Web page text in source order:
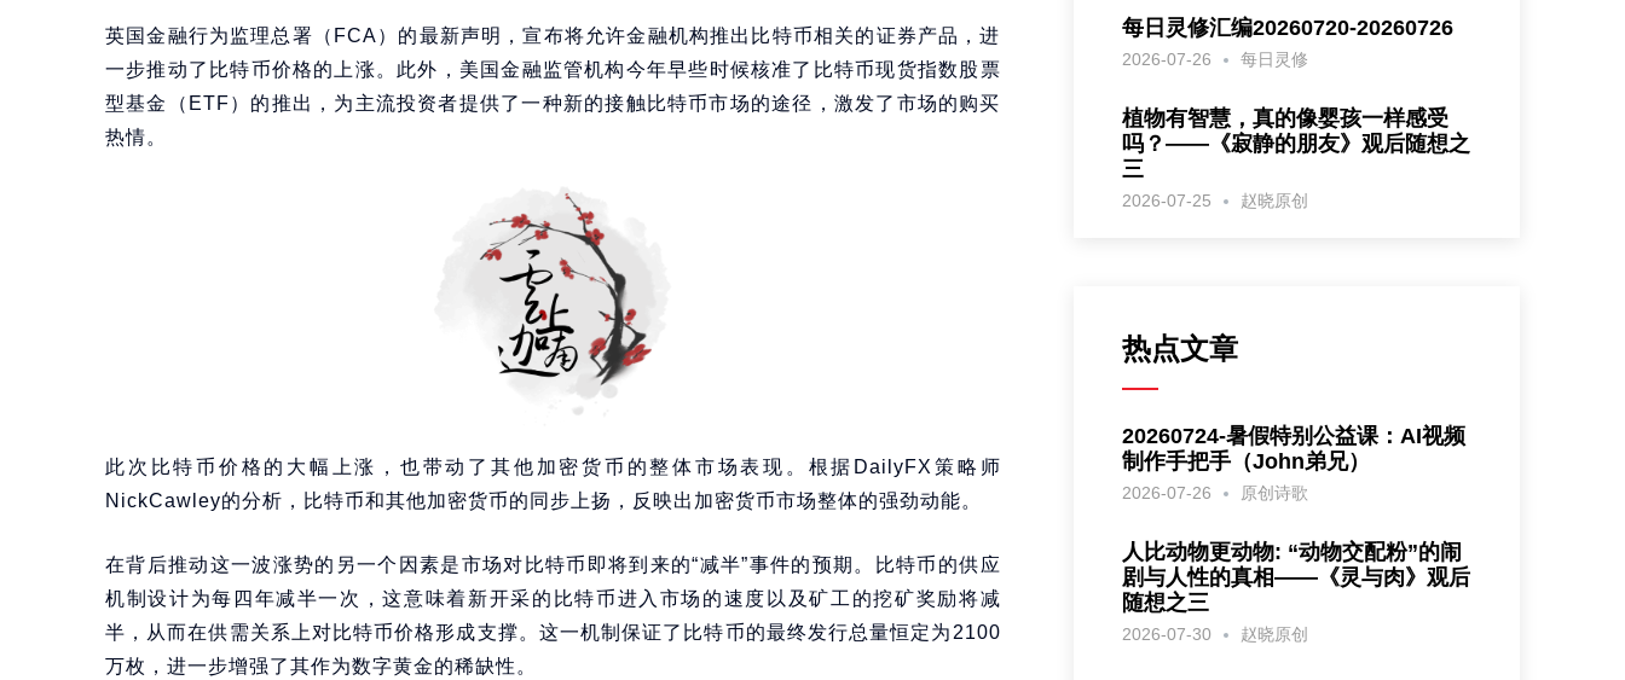
英国金融行为监理总署（FCA）的最新声明，宣布将允许金融机构推出比特币相关的证券产品，进
一步推动了比特币价格的上涨。此外，美国金融监管机构今年早些时候核准了比特币现货指数股票
型基金（ETF）的推出，为主流投资者提供了一种新的接触比特币市场的途径，激发了市场的购买
热情。
此次比特币价格的大幅上涨，也带动了其他加密货币的整体市场表现。根据DailyFX策略师
NickCawley的分析，比特币和其他加密货币的同步上扬，反映出加密货币市场整体的强劲动能。
在背后推动这一波涨势的另一个因素是市场对比特币即将到来的“减半”事件的预期。比特币的供应
机制设计为每四年减半一次，这意味着新开采的比特币进入市场的速度以及矿工的挖矿奖励将减
半，从而在供需关系上对比特币价格形成支撑。这一机制保证了比特币的最终发行总量恒定为2100
万枚，进一步增强了其作为数字黄金的稀缺性。
每日灵修汇编20260720-20260726
2026-07-26 每日灵修
植物有智慧，真的像婴孩一样感受
吗？——《寂静的朋友》观后随想之
三
2026-07-25 赵晓原创
热点文章
20260724-暑假特别公益课：AI视频
制作手把手（John弟兄）
2026-07-26 原创诗歌
人比动物更动物: “动物交配粉”的闹
剧与人性的真相——《灵与肉》观后
随想之三
2026-07-30 赵晓原创